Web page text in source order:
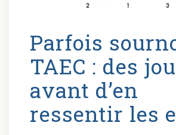
Parfois
TAEC : des
avant d’en
ressentir les